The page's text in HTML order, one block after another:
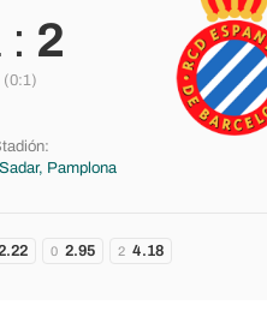
: 2
(0:1)
Pamplona
0 2.95 2 4.18